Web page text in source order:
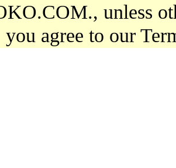
unless
you agree to our